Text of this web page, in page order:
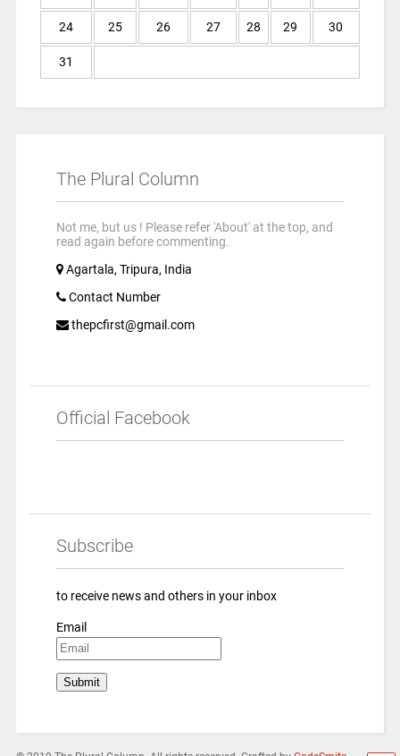
24 25 26 27 28 29 30
31
The Plural Column
Not me, but us ! Please refer 'About' at the top, and
read again before commenting.
Agartala, Tripura, India
Contact Number
thepcfirst@gmail.com
Official Facebook
Subscribe
to receive news and others in your inbox
Email